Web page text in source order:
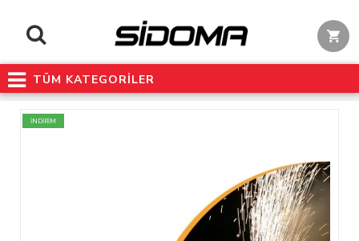
TÜM KATEGORİLER
İNDİRİM